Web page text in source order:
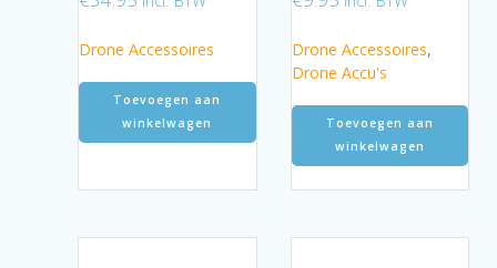
Drone Accessoires
Toevoegen aan
winkelwagen
Drone Accessoires,
Drone Accu's
Toevoegen aan
winkelwagen